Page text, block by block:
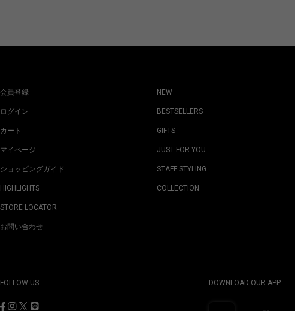
会員登録
ログイン
カート
マイページ
ショッピングガイド
HIGHLIGHTS
STORE LOCATOR
お問い合わせ
NEW
BESTSELLERS
GIFTS
JUST FOR YOU
STAFF STYLING
COLLECTION
FOLLOW US DOWNLOAD OUR APP